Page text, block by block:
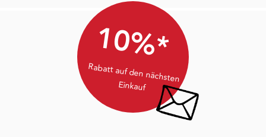
10%*
Rabatt auf den nächsten
Einkauf